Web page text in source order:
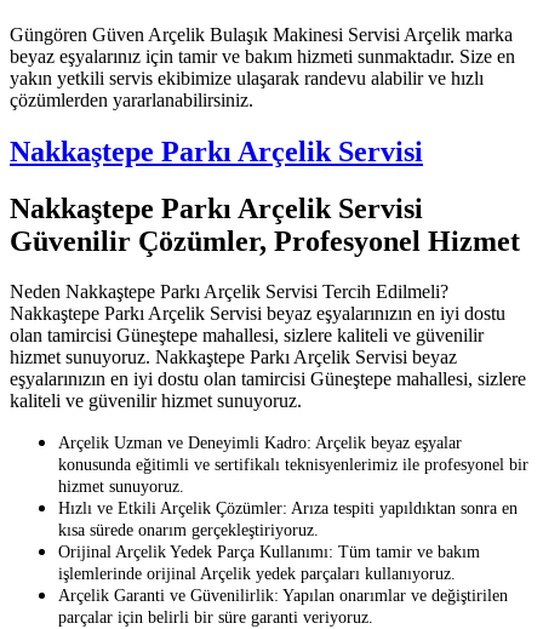
Güngören Güven Arçelik Bulaşık Makinesi Servisi Arçelik marka
beyaz eşyalarınız için tamir ve bakım hizmeti sunmaktadır. Size en
yakın yetkili servis ekibimize ulaşarak randevu alabilir ve hızlı
çözümlerden yararlanabilirsiniz.
Nakkaştepe Parkı Arçelik Servisi
Nakkaştepe Parkı Arçelik Servisi
Güvenilir Çözümler, Profesyonel Hizmet
Neden Nakkaştepe Parkı Arçelik Servisi Tercih Edilmeli?
Nakkaştepe Parkı Arçelik Servisi beyaz eşyalarınızın en iyi dostu
olan tamircisi Güneştepe mahallesi, sizlere kaliteli ve güvenilir
hizmet sunuyoruz. Nakkaştepe Parkı Arçelik Servisi beyaz
eşyalarınızın en iyi dostu olan tamircisi Güneştepe mahallesi, sizlere
kaliteli ve güvenilir hizmet sunuyoruz.
Arçelik Uzman ve Deneyimli Kadro: Arçelik beyaz eşyalar
konusunda eğitimli ve sertifikalı teknisyenlerimiz ile profesyonel bir
hizmet sunuyoruz.
Hızlı ve Etkili Arçelik Çözümler: Arıza tespiti yapıldıktan sonra en
kısa sürede onarım gerçekleştiriyoruz.
Orijinal Arçelik Yedek Parça Kullanımı: Tüm tamir ve bakım
işlemlerinde orijinal Arçelik yedek parçaları kullanıyoruz.
Arçelik Garanti ve Güvenilirlik: Yapılan onarımlar ve değiştirilen
parçalar için belirli bir süre garanti veriyoruz.